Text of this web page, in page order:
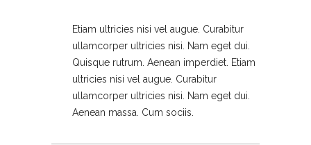
Etiam ultricies nisi vel augue. Curabitur
ullamcorper ultricies nisi. Nam eget dui.
Quisque rutrum. Aenean imperdiet. Etiam
ultricies nisi vel augue. Curabitur
ullamcorper ultricies nisi. Nam eget dui.
Aenean massa. Cum sociis.